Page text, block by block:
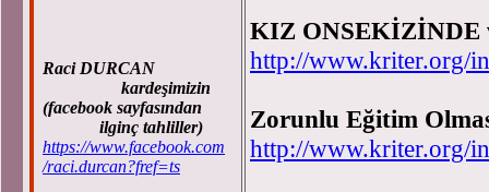
Raci DURCAN
kardeşimizin
(facebook sayfasından
ilginç tahliller)
https://www.facebook.com
/raci.durcan?fref=ts
KIZ ONSEKİZİNDE
http://www.kriter.org/
Zorunlu Eğitim
http://www.kriter.org/